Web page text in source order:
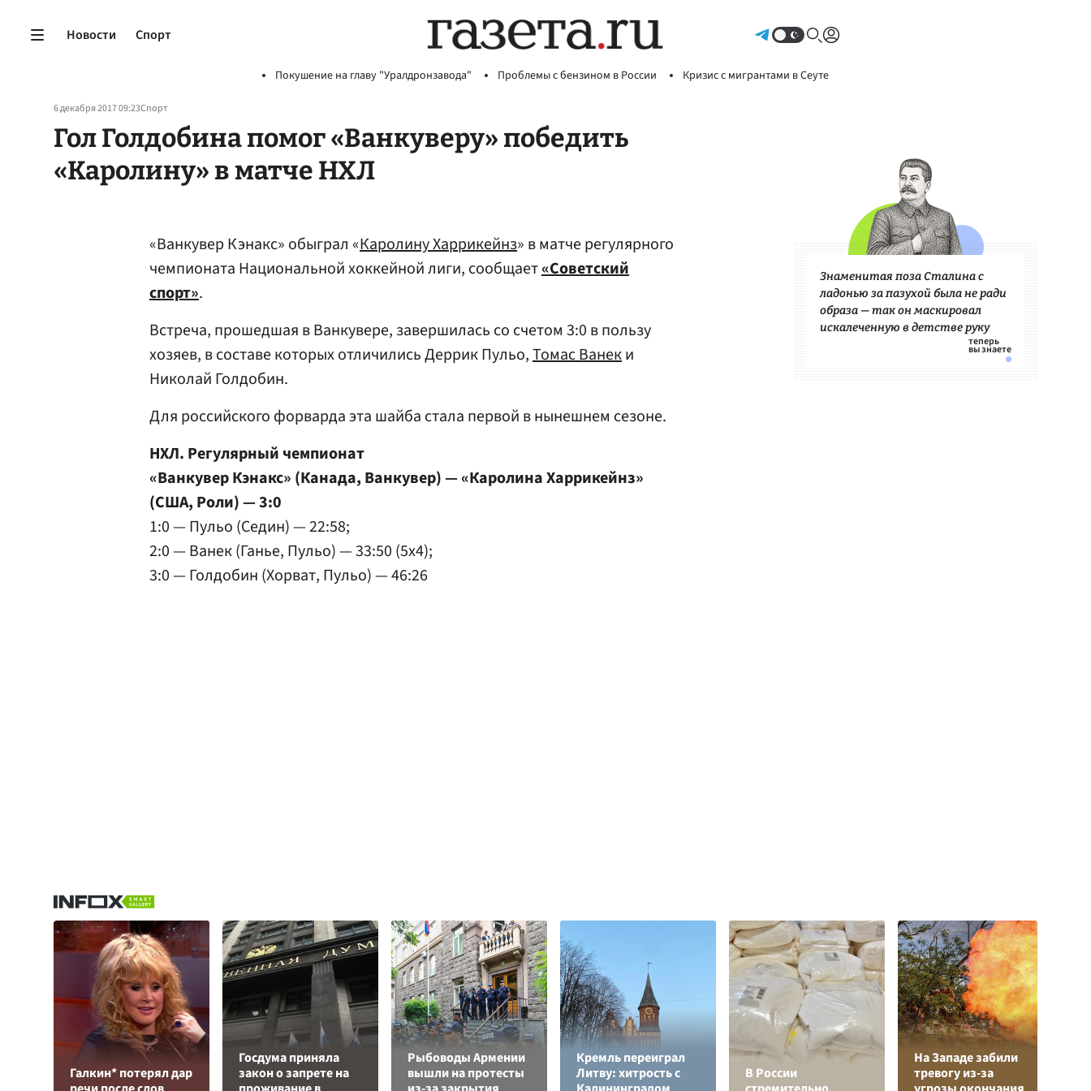
Новости Спорт
Покушение на главу "Уралдронзавода" Проблемы с бензином в России Кризис с мигрантами в Сеуте
6 декабря 2017 09:23Спорт
Гол Голдобина помог «Ванкуверу» победить
«Каролину» в матче НХЛ
«Ванкувер Кэнакс» обыграл «Каролину Харрикейнз» в матче регулярного
чемпионата Национальной хоккейной лиги, сообщает«Советский
спорт».
Встреча, прошедшая в Ванкувере, завершилась со счетом 3:0 в пользу
хозяев, в составе которых отличились Деррик Пульо,Томас Ванеки
Николай Голдобин.
Для российского форварда эта шайба стала первой в нынешнем сезоне.
НХЛ. Регулярный чемпионат
«Ванкувер Кэнакс» (Канада, Ванкувер) — «Каролина Харрикейнз»
(США, Роли) — 3:0
1:0 — Пульо (Седин) — 22:58;
2:0 — Ванек (Ганье, Пульо) — 33:50 (5x4);
3:0 — Голдобин (Хорват, Пульо) — 46:26
Знаменитая поза Сталина с
ладонью за пазухой была не ради
образа — так он маскировал
искалеченную в детстве руку
Галкин* потерял дар
Госдума приняла
закон о запрете на
Рыбоводы Армении
вышли на протесты
Кремль переиграл
Литву: хитрость с
В России
На Западе забили
тревогу из-за